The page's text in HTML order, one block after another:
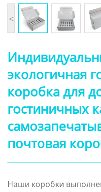
<
экологичная
коробка для
гостиничных
почтовая
Наши коробки